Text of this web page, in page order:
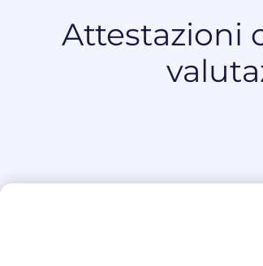
Attestazioni